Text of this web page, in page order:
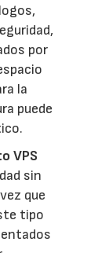
por
la
puede
VPS
sin
que
tipo